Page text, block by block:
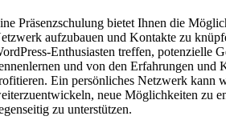
Präsenzschulung bietet Ihnen die
aufzubauen und Kontakte zu
Enthusiasten treffen, potenzielle
und von den Erfahrungen und
Ein persönliches Netzwerk kann
neue Möglichkeiten zu
zu unterstützen.